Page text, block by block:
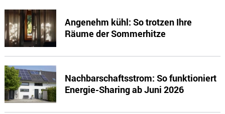
Angenehm kühl: So trotzen Ihre
Räume der Sommerhitze
Nachbarschaftsstrom: So funktioniert
Energie-Sharing ab Juni 2026